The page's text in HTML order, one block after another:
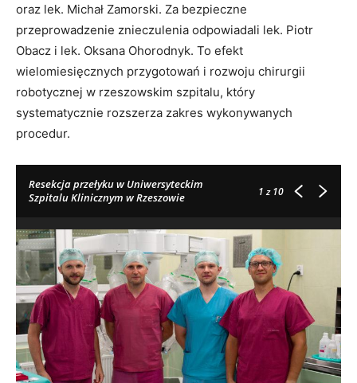
oraz lek. Michał Zamorski. Za bezpieczne
przeprowadzenie znieczulenia odpowiadali lek. Piotr
Obacz i lek. Oksana Ohorodnyk. To efekt
wielomiesięcznych przygotowań i rozwoju chirurgii
robotycznej w rzeszowskim szpitalu, który
systematycznie rozszerza zakres wykonywanych
procedur.
Resekcja przełyku w Uniwersyteckim
Szpitalu Klinicznym w Rzeszowie
1z 10